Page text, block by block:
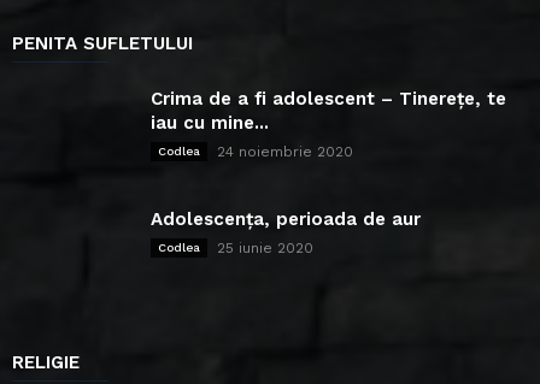
PENITA SUFLETULUI
Crima de a fi adolescent – Tinerețe, te
iau cu mine...
Codlea 24 noiembrie 2020
Adolescența, perioada de aur
Codlea 25 iunie 2020
RELIGIE